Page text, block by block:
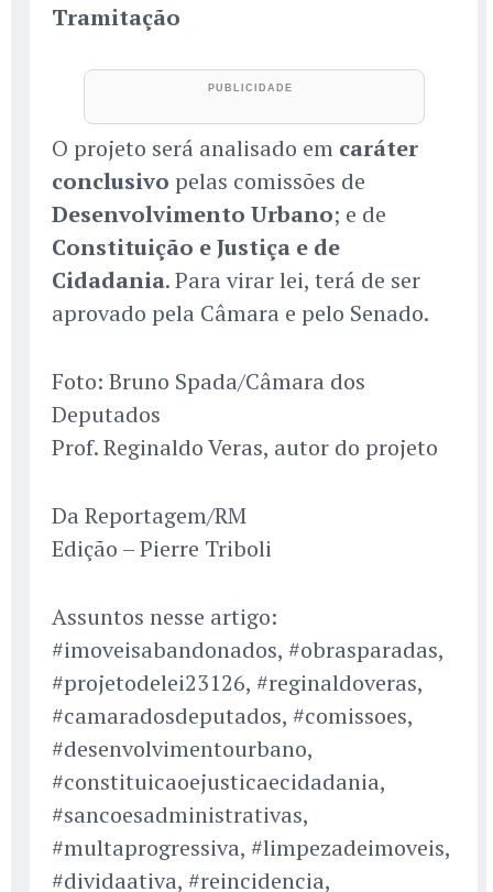
Tramitação
O projeto será analisado em caráter
conclusivo pelas comissões de
Desenvolvimento Urbano; e de
Constituição e Justiça e de
Cidadania. Para virar lei, terá de ser
aprovado pela Câmara e pelo Senado.
Foto: Bruno Spada/Câmara dos
Deputados
Prof. Reginaldo Veras, autor do projeto
Da Reportagem/RM
Edição – Pierre Triboli
Assuntos nesse artigo:
#imoveisabandonados, #obrasparadas,
#projetodelei23126, #reginaldoveras,
#camaradosdeputados, #comissoes,
#desenvolvimentourbano,
#constituicaoejusticaecidadania,
#sancoesadministrativas,
#multaprogressiva, #limpezadeimoveis,
#dividaativa, #reincidencia,